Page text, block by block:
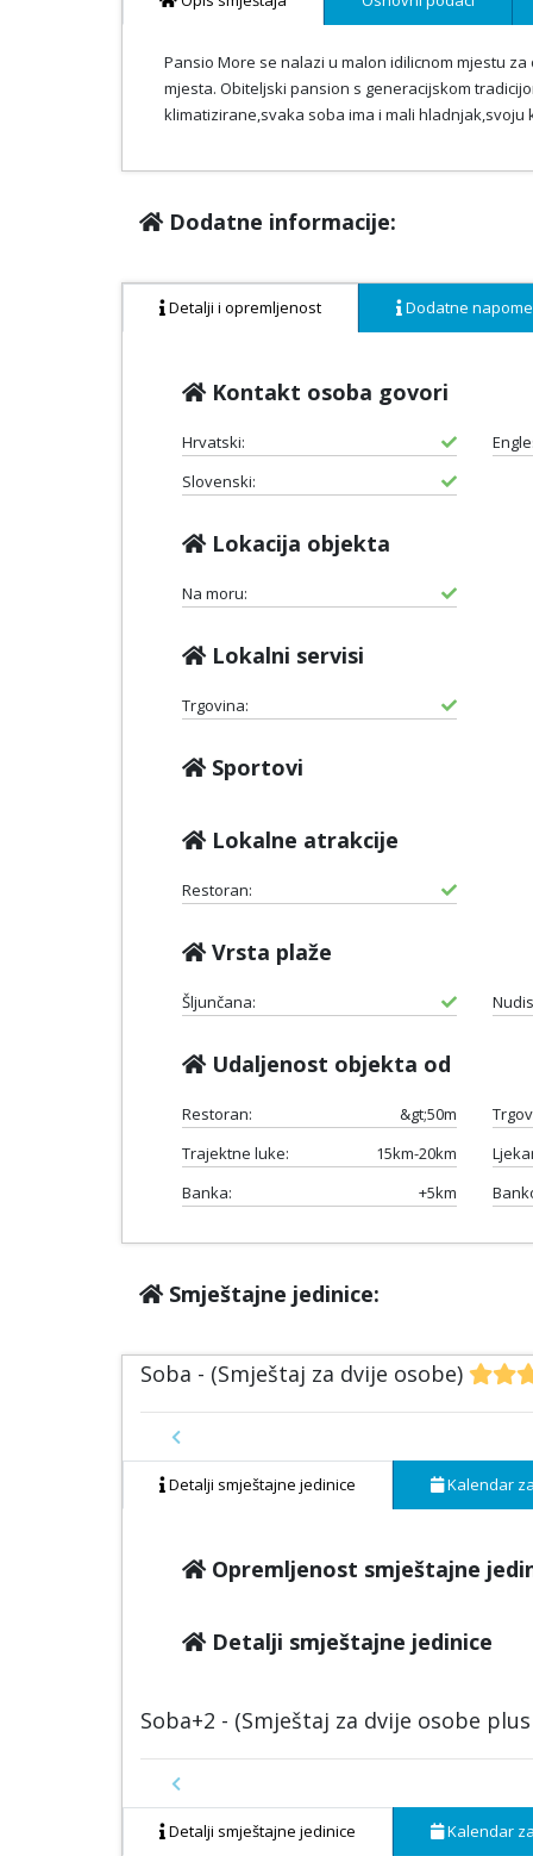
Pansio More se nalazi u malon idilicnom mjestu
mjesta. Obiteljski pansion s generacijskom
klimatizirane,svaka soba ima i mali
Dodatne informacije:
Detalji i opremljenost Dodatne
Kontakt osoba govori
Hrvatski:
Slovenski:
Lokacija objekta
Na moru:
Lokalni servisi
Trgovina:
Sportovi
Lokalne atrakcije
Restoran:
Vrsta plaže
Šljunčana:
Udaljenost objekta od
Restoran: &gt;50m
Trajektne luke:
15km-20km
Banka:
+5km
Smještajne jedinice:
Soba - (Smještaj za dvije osobe)
Previous
Detalji smještajne jedinice
Kalendar
Opremljenost smještajne
Detalji smještajne jedinice
Soba+2 - (Smještaj za dvije osobe
Previous
Detalji smještajne jedinice
Kalendar